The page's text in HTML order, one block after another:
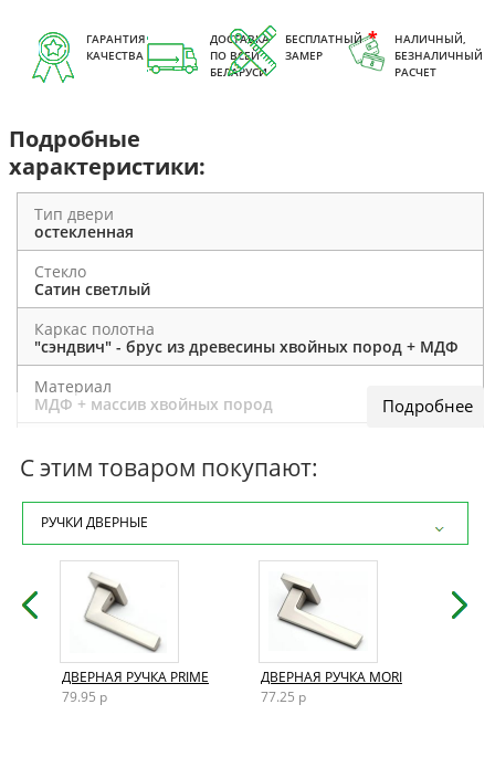
ГАРАНТИЯ
КАЧЕСТВА
ДОСТАВКА
ПО ВСЕЙ
БЕЛАРУСИ
БЕСПЛАТНЫЙ
ЗАМЕР
НАЛИЧНЫЙ,
БЕЗНАЛИЧНЫЙ
РАСЧЕТ
Подробные
характеристики:
Тип двери
остекленная
Стекло
Сатин светлый
Каркас полотна
"сэндвич" - брус из древесины хвойных пород + МДФ
Материал
МДФ + массив хвойных пород
покраска эмаль
Толщина полотна
40 мм
Внутреннее заполнение
сотовый заполнитель
Кромка
отсутствует
Дополнительно
возможно изготовление нестандартных размеров,
выкраска по таблице RAL
С этим товаром покупают:
РУЧКИ ДВЕРНЫЕ
ДВЕРНАЯ РУЧКА PRIME
79.95 р
ДВЕРНАЯ РУЧКА MORI
77.25 р